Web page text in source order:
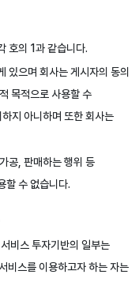
호의 1과 같습니다.
있으며 회사는 게시자의 동의
목적으로 사용할 수
지 아니하며 또한 회사는
공, 판매하는 행위 등
할 수 없습니다.
비스 투자기반의 일부는
비스를 이용하고자 하는 자는